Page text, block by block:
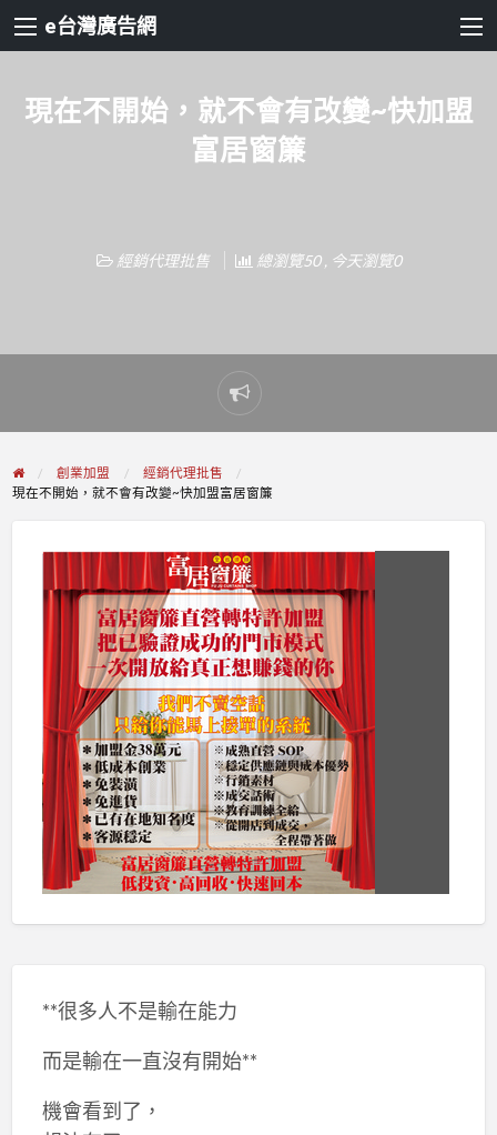
e台灣廣告網
現在不開始，就不會有改變~快加盟
富居窗簾
經銷代理批售 總瀏覽50 , 今天瀏覽0
Report
problem
創業加盟
經銷代理批售
現在不開始，就不會有改變~快加盟富居窗簾
**很多人不是輸在能力
而是輸在一直沒有開始**
機會看到了，